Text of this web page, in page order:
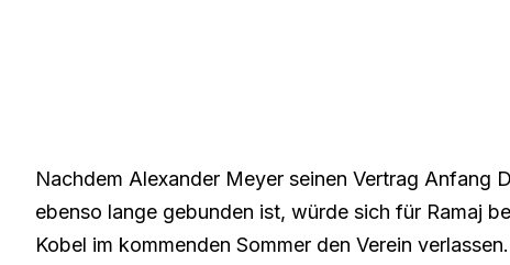
Nachdem Alexander Meyer seinen Vertrag Anfang
ebenso lange gebunden ist, würde sich für Ramaj
Kobel im kommenden Sommer den Verein